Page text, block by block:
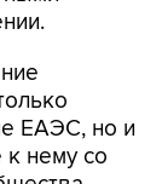
ЕАЭС, но и
к нему со